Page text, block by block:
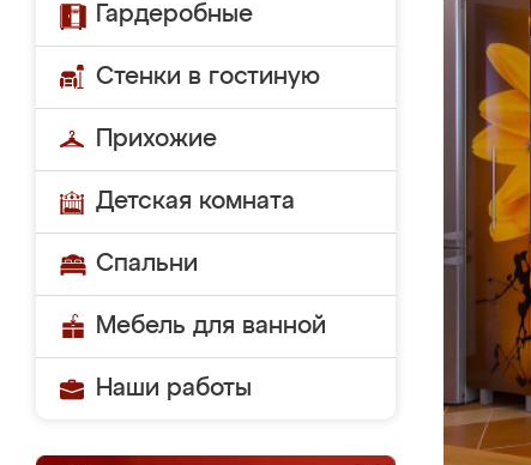
Гардеробные
Стенки в гостиную
Прихожие
Детская комната
Спальни
Мебель для ванной
Наши работы